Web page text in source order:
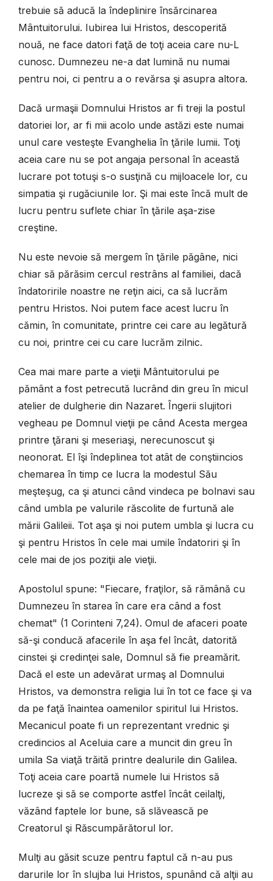
trebuie să aducă la îndeplinire însărcinarea
Mântuitorului. Iubirea lui Hristos, descoperită
nouă, ne face datori faţă de toţi aceia care nu-L
cunosc. Dumnezeu ne-a dat lumină nu numai
pentru noi, ci pentru a o revărsa şi asupra altora.
Dacă urmaşii Domnului Hristos ar fi treji la postul
datoriei lor, ar fi mii acolo unde astăzi este numai
unul care vesteşte Evanghelia în ţările lumii. Toţi
aceia care nu se pot angaja personal în această
lucrare pot totuşi s-o susţină cu mijloacele lor, cu
simpatia şi rugăciunile lor. Şi mai este încă mult de
lucru pentru suflete chiar în ţările aşa-zise
creştine.
Nu este nevoie să mergem în ţările păgâne, nici
chiar să părăsim cercul restrâns al familiei, dacă
îndatoririle noastre ne reţin aici, ca să lucrăm
pentru Hristos. Noi putem face acest lucru în
cămin, în comunitate, printre cei care au legătură
cu noi, printre cei cu care lucrăm zilnic.
Cea mai mare parte a vieţii Mântuitorului pe
pământ a fost petrecută lucrând din greu în micul
atelier de dulgherie din Nazaret. Îngerii slujitori
vegheau pe Domnul vieţii pe când Acesta mergea
printre ţărani şi meseriaşi, nerecunoscut şi
neonorat. El îşi îndeplinea tot atât de conştiincios
chemarea în timp ce lucra la modestul Său
meşteşug, ca şi atunci când vindeca pe bolnavi sau
când umbla pe valurile răscolite de furtună ale
mării Galileii. Tot aşa şi noi putem umbla şi lucra cu
şi pentru Hristos în cele mai umile îndatoriri şi în
cele mai de jos poziţii ale vieţii.
Apostolul spune: "Fiecare, fraţilor, să rămână cu
Dumnezeu în starea în care era când a fost
chemat" (1 Corinteni 7,24). Omul de afaceri poate
să-şi conducă afacerile în aşa fel încât, datorită
cinstei şi credinţei sale, Domnul să fie preamărit.
Dacă el este un adevărat urmaş al Domnului
Hristos, va demonstra religia lui în tot ce face şi va
da pe faţă înaintea oamenilor spiritul lui Hristos.
Mecanicul poate fi un reprezentant vrednic şi
credincios al Aceluia care a muncit din greu în
umila Sa viaţă trăită printre dealurile din Galilea.
Toţi aceia care poartă numele lui Hristos să
lucreze şi să se comporte astfel încât ceilalţi,
văzând faptele lor bune, să slăvească pe
Creatorul şi Răscumpărătorul lor.
Mulţi au găsit scuze pentru faptul că n-au pus
darurile lor în slujba lui Hristos, spunând că alţii au